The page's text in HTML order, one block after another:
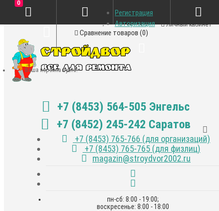
Личный кабинет
Закладки (0)
Сравнение товаров (0)
+7 (8453) 564-505 Энгельс
+7 (8452) 245-242 Саратов
+7 (8453) 765-766 (для организаций)
+7 (8453) 765-765 (для физлиц)
magazin@stroydvor2002.ru
пн-сб: 8:00 - 19:00;
воскресенье: 8:00 - 18:00
Регистрация
Авторизация
0
Ваша корзина пуста!